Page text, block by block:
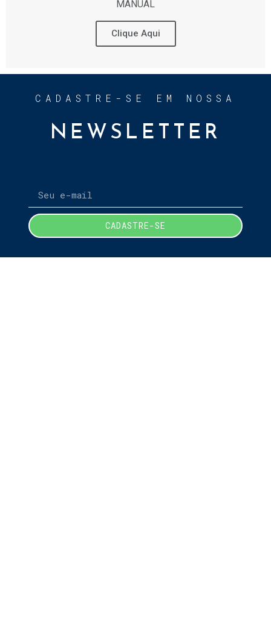
MANUAL
Clique Aqui
CADASTRE-SE EM NOSSA
NEWSLETTER
CADASTRE-SE